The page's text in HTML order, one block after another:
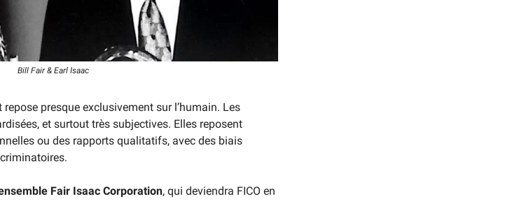
Bill Fair & Earl Isaac
repose presque exclusivement sur l’humain. Les
et surtout très subjectives. Elles reposent
ou des rapports qualitatifs, avec des biais
Fair Isaac Corporation, qui deviendra FICO en